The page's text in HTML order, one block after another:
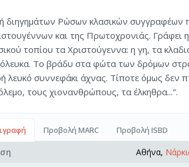
διηγημάτων Ρώσων κλασικών συγγραφέων
και της Πρωτοχρονιάς. Γράφει
τοπίου τα Χριστούγεννα: η γη, τα
Το βράδυ στα φώτα των δρόμων
λευκό συννεφάκι άχνας. Τίποτε όμως δεν
τους χιονανθρώπους, τα έλκηθρα...".
Προβολή MARC Προβολή ISBD
Αθήνα,